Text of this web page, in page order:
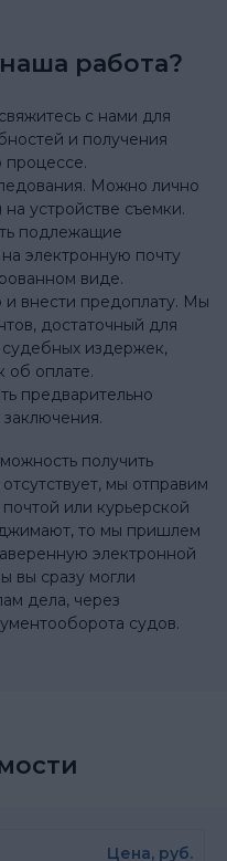
работа?
с нами для
и получения
Можно лично
устройстве съемки.
подлежащие
электронную почту
виде.
и внести предоплату. Мы
достаточный для
издержек,
об оплате.
предварительно
получить
мы отправим
или курьерской
то мы пришлем
электронной
вы сразу могли
дела, через
судов.
Цена, руб.